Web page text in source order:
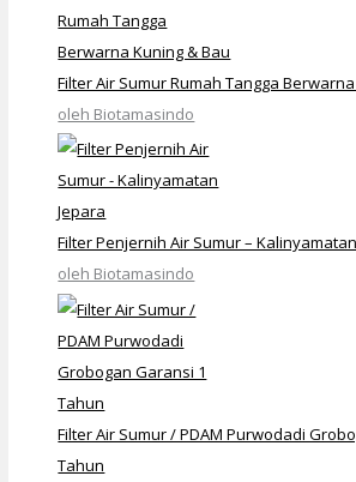
Filter Air Sumur Rumah Tangga
oleh Biotamasindo
Filter Penjernih Air Sumur –
oleh Biotamasindo
Filter Air Sumur / PDAM Purwodadi
Tahun